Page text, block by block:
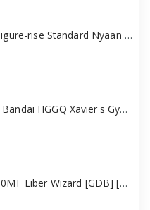
Mô hình Bandai Figure-rise Standard Nyaan - Gundam GQuuuuuuX [GDB] [FRS]
Mô hình Gundam Bandai HGGQ Xavier's Gyan Hakuji-Packs 1/144 [GDB] [BHG]
Mô hình Bandai 30MF Liber Wizard [GDB] [30MF]